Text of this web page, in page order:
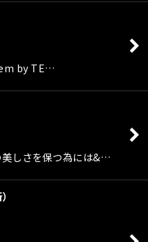
by TE…
美しさを保つ為には&…